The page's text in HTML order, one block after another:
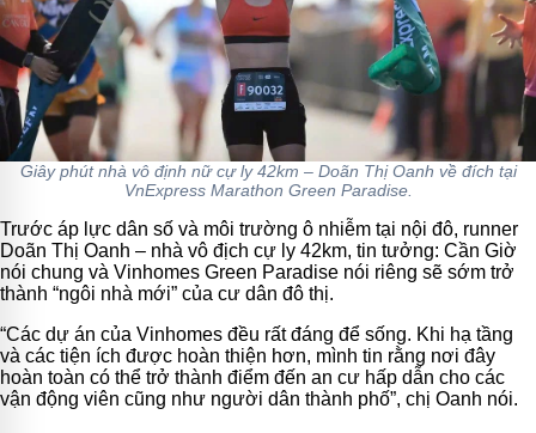
Giây phút nhà vô định nữ cự ly 42km – Doãn Thị Oanh về đích tại
VnExpress Marathon Green Paradise.
Trước áp lực dân số và môi trường ô nhiễm tại nội đô, runner
Doãn Thị Oanh – nhà vô địch cự ly 42km, tin tưởng: Cần Giờ
nói chung và Vinhomes Green Paradise nói riêng sẽ sớm trở
thành “ngôi nhà mới” của cư dân đô thị.
“Các dự án của Vinhomes đều rất đáng để sống. Khi hạ tầng
và các tiện ích được hoàn thiện hơn, mình tin rằng nơi đây
hoàn toàn có thể trở thành điểm đến an cư hấp dẫn cho các
vận động viên cũng như người dân thành phố”, chị Oanh nói.